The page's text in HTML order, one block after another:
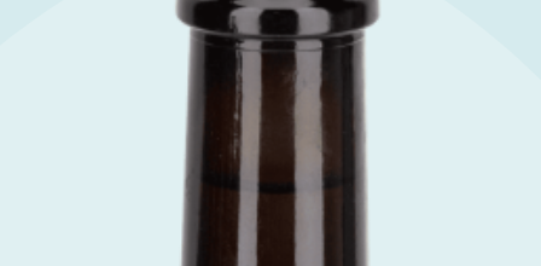
Sali
aromatizzati